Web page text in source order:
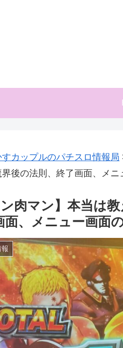
カップルのパチスロ情報局
後の法則、終了画面、メニ
ン肉マン】本当は
面、メニュー画面